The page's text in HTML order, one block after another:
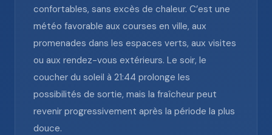
confortables, sans excès de chaleur. C’est une
météo favorable aux courses en ville, aux
promenades dans les espaces verts, aux visites
ou aux rendez-vous extérieurs. Le soir, le
coucher du soleil à 21:44 prolonge les
possibilités de sortie, mais la fraîcheur peut
revenir progressivement après la période la plus
douce.